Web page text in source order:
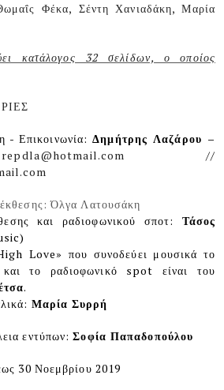
Φέκα, Σέντη Χανιαδάκη, Μαρία
κατάλογος 32 σελίδων, ο οποίος
- Επικοινωνία:Δημήτρης Λαζάρου –
repdla@hotmail.com //
.com
Όλγα Λατουσάκη
και ραδιοφωνικού σποτ: Τάσος
)
Love» που συνοδεύει μουσικά το
το ραδιοφωνικό spot είναι του
.
Μαρία Συρρή
εντύπων:Σοφία Παπαδοπούλου
30 Νοεμβρίου 2019